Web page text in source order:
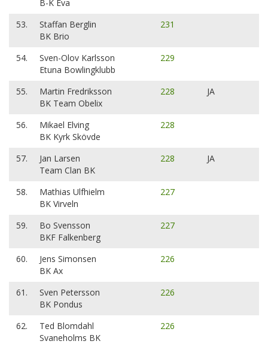
B-K Eva
53.
Staffan Berglin
BK Brio
231
54.
Sven-Olov Karlsson
Etuna Bowlingklubb
229
55.
Martin Fredriksson
BK Team Obelix
228 JA
56.
Mikael Elving
BK Kyrk Skövde
228
57.
Jan Larsen
Team Clan BK
228 JA
58.
Mathias Ulfhielm
BK Virveln
227
59.
Bo Svensson
BKF Falkenberg
227
60.
Jens Simonsen
BK Ax
226
61.
Sven Petersson
BK Pondus
226
62.
Ted Blomdahl
Svaneholms BK
226